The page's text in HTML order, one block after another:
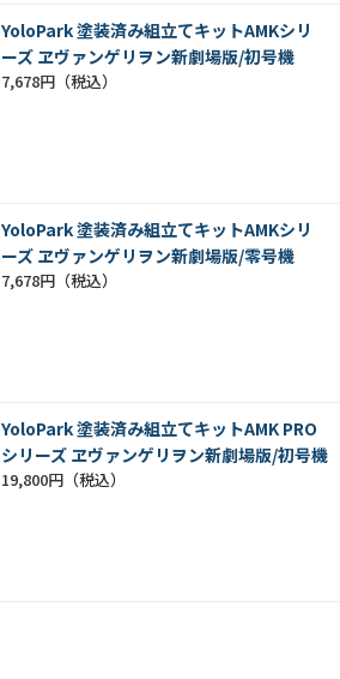
YoloPark 塗装済み組立てキットAMKシリ
ーズ ヱヴァンゲリヲン新劇場版/初号機
7,678円
YoloPark 塗装済み組立てキットAMKシリ
ーズ ヱヴァンゲリヲン新劇場版/零号機
7,678円
YoloPark 塗装済み組立てキットAMK PRO
シリーズ ヱヴァンゲリヲン新劇場版/初号機
19,800円